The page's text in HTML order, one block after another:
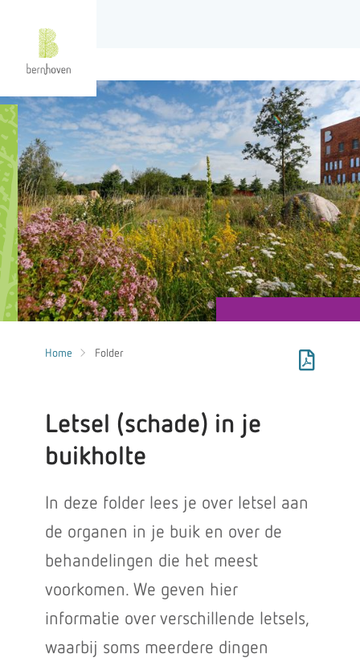
Home Folder
Letsel (schade) in je
buikholte
In deze folder lees je over letsel aan
de organen in je buik en over de
behandelingen die het meest
voorkomen. We geven hier
informatie over verschillende letsels,
waarbij soms meerdere dingen